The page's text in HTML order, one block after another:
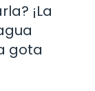
¡La
gota